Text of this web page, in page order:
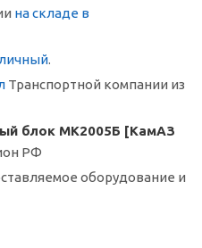
на складе в
.
Транспортной компании из
блок МК2005Б [КамАЗ
РФ
оборудование и